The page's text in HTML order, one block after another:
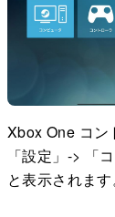
Xbox One コン
「設定」-> 「
と表示されます